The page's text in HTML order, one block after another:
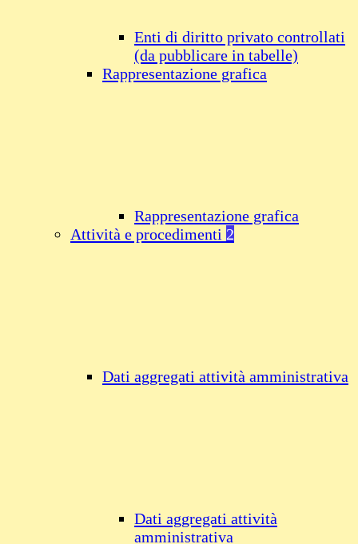
Enti di diritto privato controllati
(da pubblicare in tabelle)
Rappresentazione grafica
Rappresentazione grafica
Attività e procedimenti 2
Dati aggregati attività amministrativa
Dati aggregati attività
amministrativa